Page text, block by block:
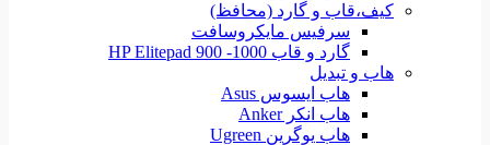
کیف،قاب و گارد (محافظ)
سرفیس مایکروسافت
گارد و قاب HP Elitepad 900 -1000
هاب و تبدیل
هاب ایسوس Asus
هاب انکر Anker
هاب یوگرین Ugreen